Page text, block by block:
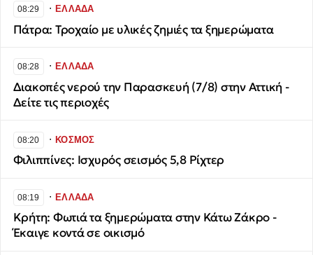
08:29 ∙ΕΛΛΑΔΑ
Πάτρα: Τροχαίο με υλικές ζημιές τα ξημερώματα
08:28 ∙ΕΛΛΑΔΑ
Διακοπές νερού την Παρασκευή (7/8) στην Αττική -
Δείτε τις περιοχές
08:20 ∙ΚΟΣΜΟΣ
Φιλιππίνες: Ισχυρός σεισμός 5,8 Ρίχτερ
08:19 ∙ΕΛΛΑΔΑ
Κρήτη: Φωτιά τα ξημερώματα στην Κάτω Ζάκρο -
Έκαιγε κοντά σε οικισμό